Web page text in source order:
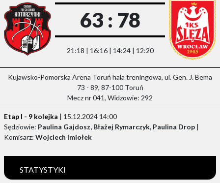
63 : 78
21:18 | 16:16 | 14:24 | 12:20
Kujawsko-Pomorska Arena Toruń hala treningowa, ul. Gen. J. Bema
73 - 89, 87-100 Toruń
Mecz nr 041, Widzowie: 292
Etap I - 9 kolejka | 15.12.2024 14:00
Sędziowie: Paulina Gajdosz, Błażej Rymarczyk, Paulina Drop |
Komisarz: Wojciech Imiołek
STATYSTYKI